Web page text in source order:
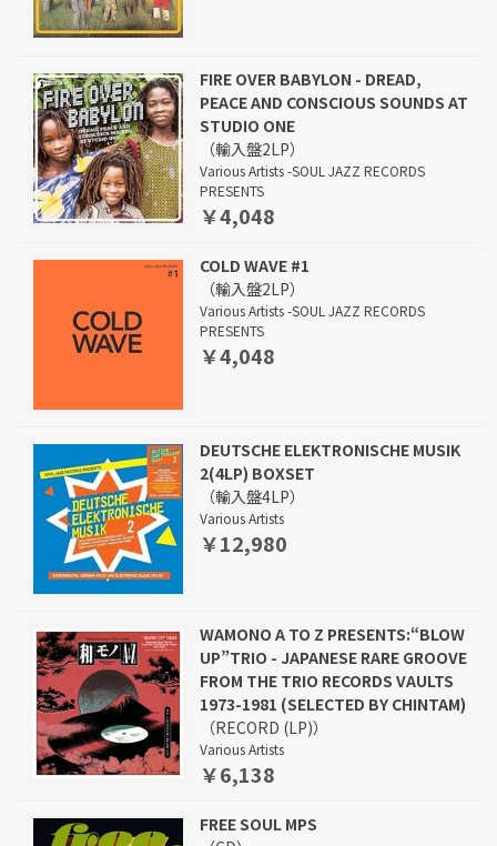
FIRE OVER BABYLON - DREAD,
PEACE AND CONSCIOUS SOUNDS AT
STUDIO ONE
（輸入盤2LP）
Various Artists -SOUL JAZZ RECORDS
PRESENTS
￥4,048
COLD WAVE #1
（輸入盤2LP）
Various Artists -SOUL JAZZ RECORDS
PRESENTS
￥4,048
DEUTSCHE ELEKTRONISCHE MUSIK
2(4LP) BOXSET
（輸入盤4LP）
Various Artists
￥12,980
WAMONO A TO Z PRESENTS:“BLOW
UP”TRIO - JAPANESE RARE GROOVE
FROM THE TRIO RECORDS VAULTS
1973-1981 (SELECTED BY CHINTAM)
（RECORD (LP)）
Various Artists
￥6,138
FREE SOUL MPS